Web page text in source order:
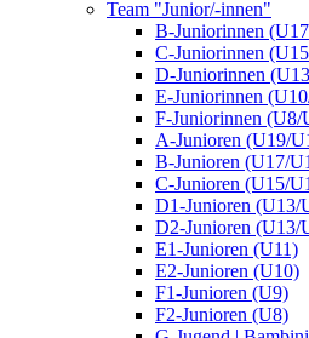
Team "Junior/-innen"
B-Juniorinnen
C-Juniorinnen
D-Juniorinnen
E-Juniorinnen
F-Juniorinnen (U8/
A-Junioren (U19/
B-Junioren (U17/
C-Junioren (U15/
D1-Junioren (U13/
D2-Junioren (U13/
E1-Junioren (U11)
E2-Junioren (U10)
F1-Junioren (U9)
F2-Junioren (U8)